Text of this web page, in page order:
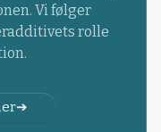
Vi følger
rolle